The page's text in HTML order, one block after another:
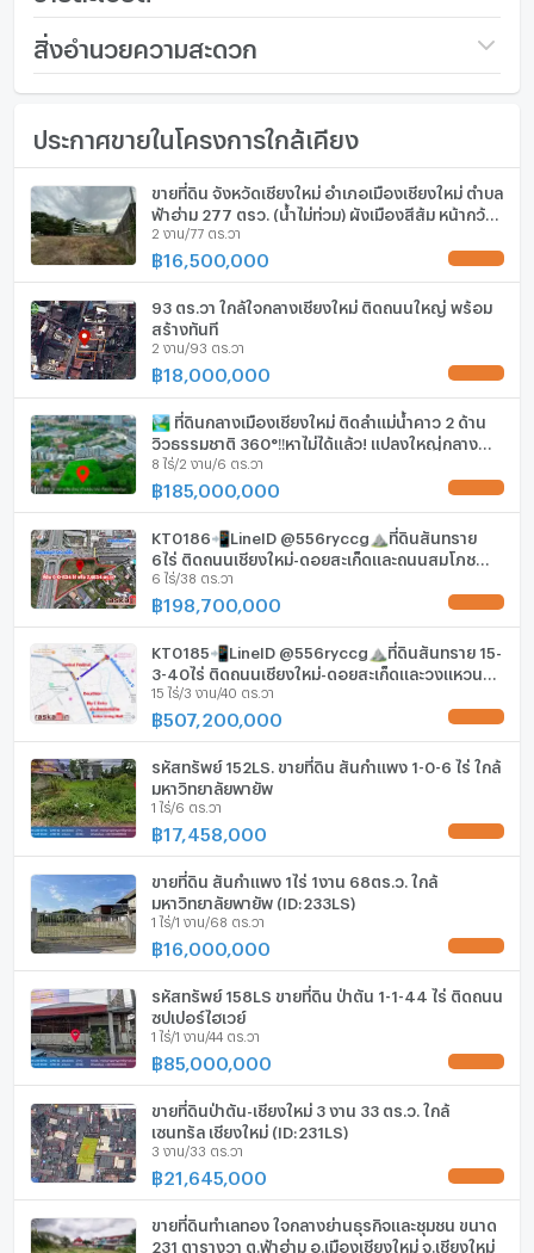
ราคา 162,485,000
(196,475 บาท/ตร.วา)
ลึก (เมตร) - เมตร
สิ่งอำนวยความสะดวก
เฟอร์นิเจอร์
โทรศัพท์บ้าน
เครื่องปรับอากาศ
เครื่องทำน้ำร้อน/น้ำอุ่น
ประตูห้องระบบ digital lock
อ่างอาบน้ำ
TV
เตาปรุงอาหาร
ตู้เย็น
เครื่องดูดควัน
ลิฟท์
ที่จอดรถ
ที่จอดรถจักรยานยนต์
มีอินเตอร์เน็ตไร้สาย (Wi-Fi) ในห้องพัก
กล้องวงจรปิด (CCTV)
สระว่ายน้ำ
โรงยิม / ฟิตเนส
ห้องซาวน่า
ห้องสตรีม
EV-Charger
เครื่องซักผ้า
ไมโครเวฟ
ประกาศขายในโครงการใกล้เคียง
ขายที่ดิน จังหวัดเชียงใหม่ อำเภอเมืองเชียงใหม่ ตำบล
ฟ้าฮ่าม 277 ตรว. (น้ำไม่ท่วม) ผังเมืองสีส้ม หน้ากว้าง
36 เมตร
2 งาน/77 ตร.วา
฿16,500,000
93 ตร.วา ใกล้ใจกลางเชียงใหม่ ติดถนนใหญ่ พร้อม
สร้างทันที
2 งาน/93 ตร.วา
฿18,000,000
🏞️ ที่ดินกลางเมืองเชียงใหม่ ติดลำแม่น้ำคาว 2 ด้าน
วิวธรรมชาติ 360°‼️หาไม่ได้แล้ว! แปลงใหญ่กลาง
เมืองเชียงใหม่
8 ไร่/2 งาน/6 ตร.วา
฿185,000,000
KT0186📲LineID @556ryccg⛰️ที่ดินสันทราย
6ไร่ ติดถนนเชียงใหม่-ดอยสะเก็ดและถนนสมโภช
เชียงใหม่ 700 ปี ใกล้กาดสามแยก, เซ็นทรัลเชียงใหม่
6 ไร่/38 ตร.วา
฿198,700,000
KT0185📲LineID @556ryccg⛰️ที่ดินสันทราย 15-
3-40ไร่ ติดถนนเชียงใหม่-ดอยสะเก็ดและวงแหวน
รอบ2
15 ไร่/3 งาน/40 ตร.วา
฿507,200,000
รหัสทรัพย์ 152LS. ขายที่ดิน สันกำแพง 1-0-6 ไร่ ใกล้
มหาวิทยาลัยพายัพ
1 ไร่/6 ตร.วา
฿17,458,000
ขายที่ดิน สันกำแพง 1ไร่ 1งาน 68ตร.ว. ใกล้
มหาวิทยาลัยพายัพ (ID:233LS)
1 ไร่/1 งาน/68 ตร.วา
฿16,000,000
รหัสทรัพย์ 158LS ขายที่ดิน ป่าตัน 1-1-44 ไร่ ติดถนน
ซุปเปอร์ไฮเวย์
1 ไร่/1 งาน/44 ตร.วา
฿85,000,000
ขายที่ดินป่าตัน-เชียงใหม่ 3 งาน 33 ตร.ว. ใกล้
เซนทรัล เชียงใหม่ (ID:231LS)
3 งาน/33 ตร.วา
฿21,645,000
ขายที่ดินทำเลทอง ใจกลางย่านธุรกิจและชุมชน ขนาด
231 ตารางวา ต.ฟ้าฮ่าม อ.เมืองเชียงใหม่ จ.เชียงใหม่